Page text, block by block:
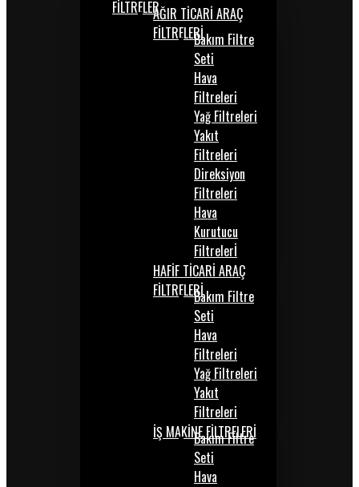
FİLTRELERAĞIR TİCARİ ARAÇ
FİLTRELERİBakım Filtre
Seti
Hava
Filtreleri
Yağ Filtreleri
Yakıt
Filtreleri
Direksiyon
Filtreleri
Hava
Kurutucu
Filtrelerİ
HAFİF TİCARİ ARAÇ
FİLTRELERİBakım Filtre
Seti
Hava
Filtreleri
Yağ Filtreleri
Yakıt
Filtreleri
İŞ MAKİNE FİLTRELERİ
Bakım Filtre
Seti
Hava